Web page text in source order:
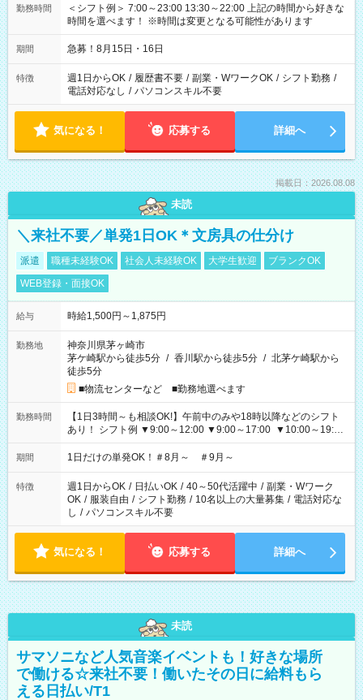
勤務時間
＜シフト例＞ 7:00～23:00 13:30～22:00 上記の時間から好きな
時間を選べます！ ※時間は変更となる可能性があります
期間 急募！8月15日・16日
特徴 週1日からOK / 履歴書不要 / 副業・WワークOK / シフト勤務 /
電話対応なし / パソコンスキル不要
気になる！ 応募する 詳細へ
掲載日：2026.08.08
未読
＼来社不要／単発1日OK＊文房具の仕分け
派遣 職種未経験OK 社会人未経験OK 大学生歓迎
ブランクOK
WEB登録・面接OK
給与 時給1,500円～1,875円
勤務地
神奈川県茅ヶ崎市
茅ケ崎駅から徒歩5分 / 香川駅から徒歩5分 / 北茅ケ崎駅から
徒歩5分
■物流センターなど ■勤務地選べます
勤務時間
【1日3時間～も相談OK!】午前中のみや18時以降などのシフト
あり！ シフト例 ▼9:00～12:00 ▼9:00～17:00 ▼10:00～19:00
▼18:00～21:00
期間 1日だけの単発OK！＃8月～ ＃9月～
特徴 週1日からOK / 日払いOK / 40～50代活躍中 / 副業・Wワーク
OK / 服装自由 / シフト勤務 / 10名以上の大量募集 / 電話対応な
し / パソコンスキル不要
気になる！ 応募する 詳細へ
未読
サマソニなど人気音楽イベントも！好きな場所
で働ける☆来社不要！働いたその日に給料もら
える日払い/T1